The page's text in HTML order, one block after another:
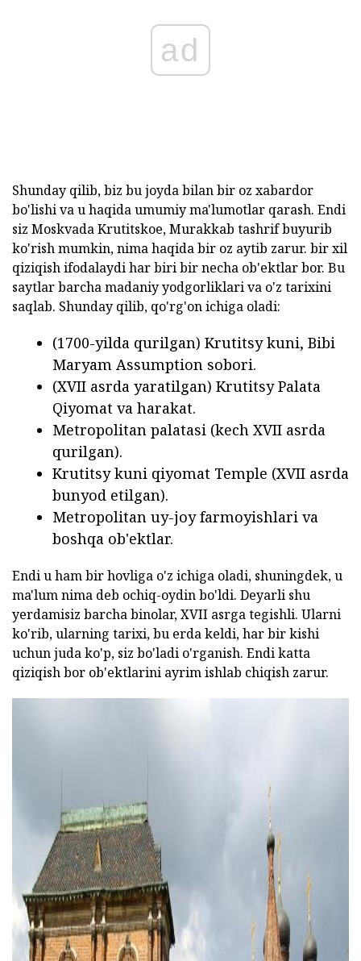
ad
Shunday qilib, biz bu joyda bilan bir oz xabardor
bo'lishi va u haqida umumiy ma'lumotlar qarash. Endi
siz Moskvada Krutitskoe, Murakkab tashrif buyurib
ko'rish mumkin, nima haqida bir oz aytib zarur. bir xil
qiziqish ifodalaydi har biri bir necha ob'ektlar bor. Bu
saytlar barcha madaniy yodgorliklari va o'z tarixini
saqlab. Shunday qilib, qo'rg'on ichiga oladi:
(1700-yilda qurilgan) Krutitsy kuni, Bibi
Maryam Assumption sobori.
(XVII asrda yaratilgan) Krutitsy Palata
Qiyomat va harakat.
Metropolitan palatasi (kech XVII asrda
qurilgan).
Krutitsy kuni qiyomat Temple (XVII asrda
bunyod etilgan).
Metropolitan uy-joy farmoyishlari va
boshqa ob'ektlar.
Endi u ham bir hovliga o'z ichiga oladi, shuningdek, u
ma'lum nima deb ochiq-oydin bo'ldi. Deyarli shu
yerdamisiz barcha binolar, XVII asrga tegishli. Ularni
ko'rib, ularning tarixi, bu erda keldi, har bir kishi
uchun juda ko'p, siz bo'ladi o'rganish. Endi katta
qiziqish bor ob'ektlarini ayrim ishlab chiqish zarur.